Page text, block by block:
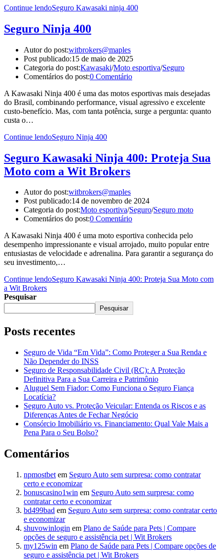
Continue lendoSeguro Kawasaki ninja 400
Seguro Ninja 400
Autor do post:witbrokers@maples
Post publicado:15 de maio de 2025
Categoria do post:Kawasaki/Moto esportiva/Seguro
Comentários do post:0 Comentário
A Kawasaki Ninja 400 é uma das motos esportivas mais desejadas
do Brasil, combinando performance, visual agressivo e excelente
custo-benefício. Mas, com tanta potência, surge a pergunta: quanto
custa o…
Continue lendoSeguro Ninja 400
Seguro Kawasaki Ninja 400: Proteja Sua
Moto com a Wit Brokers
Autor do post:witbrokers@maples
Post publicado:14 de novembro de 2024
Categoria do post:Moto esportiva/Seguro/Seguro moto
Comentários do post:0 Comentário
A Kawasaki Ninja 400 é uma moto esportiva conhecida pelo
desempenho impressionante e visual arrojado, muito popular entre
entusiastas de velocidade e adrenalina. Para garantir a segurança do
seu investimento,…
Continue lendoSeguro Kawasaki Ninja 400: Proteja Sua Moto com
a Wit Brokers
Pesquisar
Pesquisar
Posts recentes
Seguro de Vida “Em Vida”: Como Proteger a Sua Renda e
Não Depender do INSS
Seguro de Responsabilidade Civil (RC): A Proteção
Definitiva Para a Sua Carreira e Patrimônio
Aluguel Sem Fiador: Como Funciona o Seguro Fiança
Locatícia?
Seguro Auto vs. Proteção Veicular: Entenda os Riscos e as
Diferenças Antes de Fechar Negócio
Consórcio Imobiliário vs. Financiamento: Qual Vale Mais a
Pena Para o Seu Bolso?
Comentários
npmostbet em Seguro Auto sem surpresa: como contratar
certo e economizar
bonuscasino1win em Seguro Auto sem surpresa: como
contratar certo e economizar
bd499bad em Seguro Auto sem surpresa: como contratar certo
e economizar
shuvowinlogin em Plano de Saúde para Pets | Compare
opções de seguro e assistência pet | Wit Brokers
my125win em Plano de Saúde para Pets | Compare opções de
seguro e assistência pet | Wit Brokers